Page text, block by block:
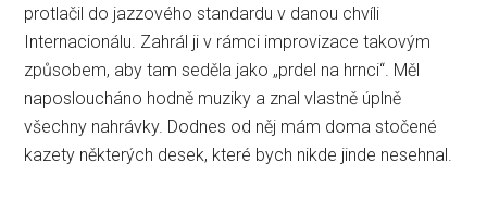
protlačil do jazzového standardu v danou chvíli
Internacionálu. Zahrál ji v rámci improvizace takovým
způsobem, aby tam seděla jako „prdel na hrnci“. Měl
naposloucháno hodně muziky a znal vlastně úplně
všechny nahrávky. Dodnes od něj mám doma stočené
kazety některých desek, které bych nikde jinde nesehnal.